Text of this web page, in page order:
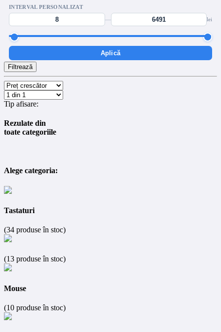
INTERVAL PERSONALIZAT
— lei
Aplică
Filtrează
Tip afisare:
Rezulate din
toate categoriile
Alege categoria:
Tastaturi
(34 produse în stoc)
(13 produse în stoc)
Mouse
(10 produse în stoc)